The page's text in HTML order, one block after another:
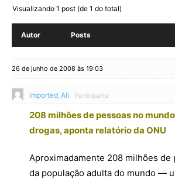
Visualizando 1 post (de 1 do total)
Autor Posts
26 de junho de 2008 às 19:03
imported_Ali Participante
208 milhões de pessoas no
drogas, aponta relatório da ONU
Aproximadamente 208 milhões de
da população adulta do mundo —